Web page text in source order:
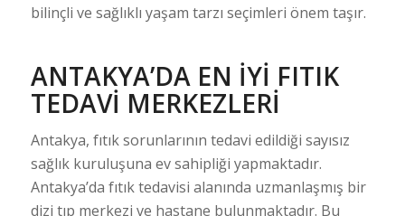
bilinçli ve sağlıklı yaşam tarzı seçimleri önem taşır.
ANTAKYA’DA EN İYI FITIK
TEDAVI MERKEZLERI
Antakya, fıtık sorunlarının tedavi edildiği sayısız
sağlık kuruluşuna ev sahipliği yapmaktadır.
Antakya’da fıtık tedavisi alanında uzmanlaşmış bir
dizi tıp merkezi ve hastane bulunmaktadır. Bu